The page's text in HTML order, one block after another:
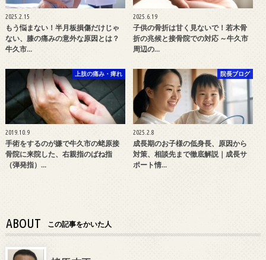
2025.2.15
もう悩まない！半月板損傷だけじゃ
ない、膝の痛みの意外な原因とは？
牛久市…
2025.6.19
子供の骨折は甘く見ないで！若木骨
折の兆候と接骨院での対応 ～牛久市
周辺の…
上肢の痛み・痺れ
2019.10.9
手術をするのが嫌で牛久市の蛯原接
骨院に来院した、右親指のばね指
（弾発指）…
院長ブログ
2025.2.8
成長期のお子様の低身長、原因から
対策、相談先まで徹底解説｜成長サ
ポート情…
ABOUT この記事をかいた人